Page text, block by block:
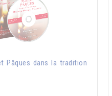
Pâques dans la tradition